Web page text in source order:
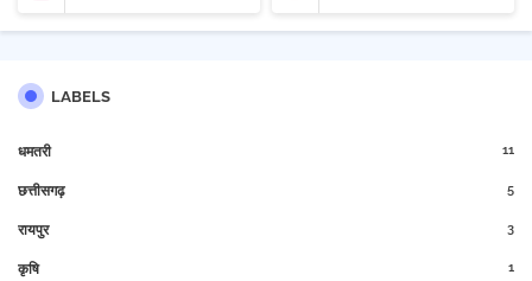
LABELS
धमतरी 11
छत्तीसगढ़ 5
रायपुर 3
कृषि 1